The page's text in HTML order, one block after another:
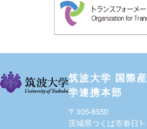
筑波大学 国際産
学連携本部
〒305-8550
茨城県つくば市春日1-